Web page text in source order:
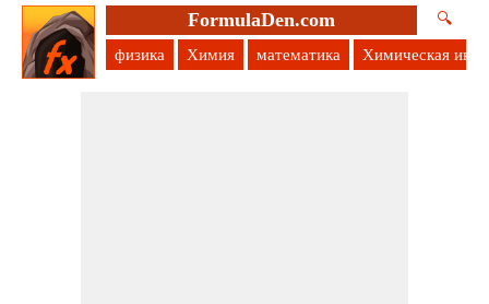
FormulaDen.com 🔍
физика Химия математика Химическая